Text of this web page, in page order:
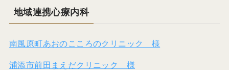
地域連携心療内科
南風原町あおのこころのクリニック 様
浦添市前田まえだクリニック 様